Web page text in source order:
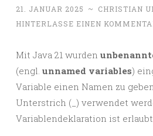
21. JANUAR 2025 ~ CHRISTIAN
HINTERLASSE EINEN
Mit Java 21 wurden
(engl. unnamed variables)
Variable einen Namen zu
Unterstrich (_) verwendet
Variablendeklaration ist